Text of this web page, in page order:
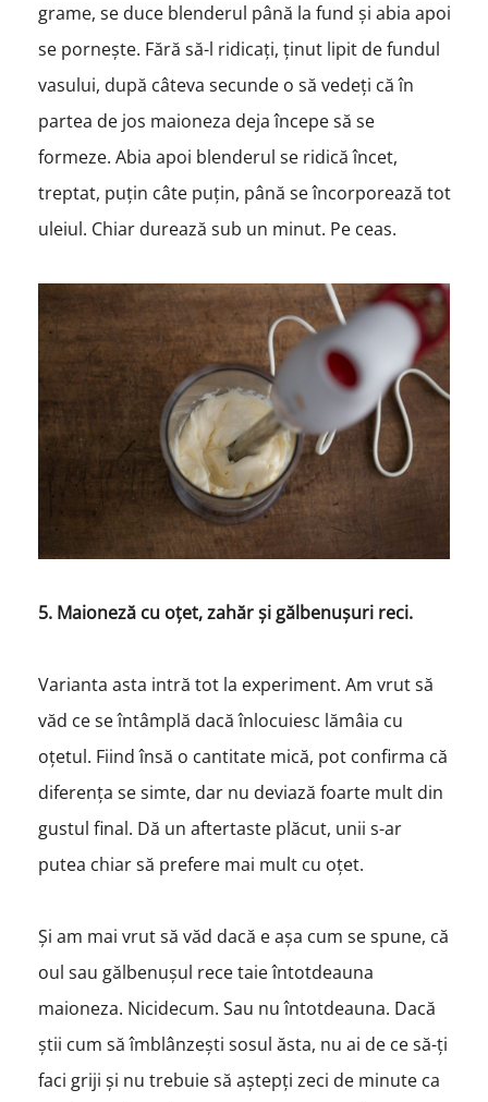
grame, se duce blenderul până la fund și abia apoi
se pornește. Fără să-l ridicați, ținut lipit de fundul
vasului, după câteva secunde o să vedeți că în
partea de jos maioneza deja începe să se
formeze. Abia apoi blenderul se ridică încet,
treptat, puțin câte puțin, până se încorporează tot
uleiul. Chiar durează sub un minut. Pe ceas.
5. Maioneză cu oțet, zahăr și gălbenușuri reci.
Varianta asta intră tot la experiment. Am vrut să
văd ce se întâmplă dacă înlocuiesc lămâia cu
oțetul. Fiind însă o cantitate mică, pot confirma că
diferența se simte, dar nu deviază foarte mult din
gustul final. Dă un aftertaste plăcut, unii s-ar
putea chiar să prefere mai mult cu oțet.
Și am mai vrut să văd dacă e așa cum se spune, că
oul sau gălbenușul rece taie întotdeauna
maioneza. Nicidecum. Sau nu întotdeauna. Dacă
știi cum să îmblânzești sosul ăsta, nu ai de ce să-ți
faci griji și nu trebuie să aștepți zeci de minute ca